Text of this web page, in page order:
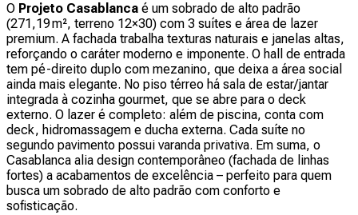
O Projeto Casablanca é um sobrado de alto padrão
(271,19 m², terreno 12×30) com 3 suítes e área de lazer
premium. A fachada trabalha texturas naturais e janelas altas,
reforçando o caráter moderno e imponente. O hall de entrada
tem pé-direito duplo com mezanino, que deixa a área social
ainda mais elegante. No piso térreo há sala de estar/jantar
integrada à cozinha gourmet, que se abre para o deck
externo. O lazer é completo: além de piscina, conta com
deck, hidromassagem e ducha externa. Cada suíte no
segundo pavimento possui varanda privativa. Em suma, o
Casablanca alia design contemporâneo (fachada de linhas
fortes) a acabamentos de excelência – perfeito para quem
busca um sobrado de alto padrão com conforto e
sofisticação.